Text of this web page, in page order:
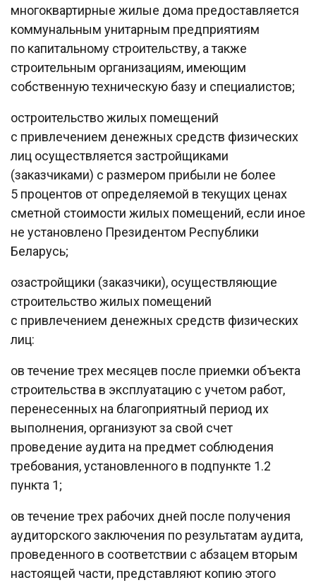
многоквартирные жилые дома предоставляется
коммунальным унитарным предприятиям
по капитальному строительству, а также
строительным организациям, имеющим
собственную техническую базу и специалистов;
oстроительство жилых помещений
с привлечением денежных средств физических
лиц осуществляется застройщиками
(заказчиками) с размером прибыли не более
5 процентов от определяемой в текущих ценах
сметной стоимости жилых помещений, если иное
не установлено Президентом Республики
Беларусь;
oзастройщики (заказчики), осуществляющие
строительство жилых помещений
с привлечением денежных средств физических
лиц:
oв течение трех месяцев после приемки объекта
строительства в эксплуатацию с учетом работ,
перенесенных на благоприятный период их
выполнения, организуют за свой счет
проведение аудита на предмет соблюдения
требования, установленного в подпункте 1.2
пункта 1;
oв течение трех рабочих дней после получения
аудиторского заключения по результатам аудита,
проведенного в соответствии с абзацем вторым
настоящей части, представляют копию этого